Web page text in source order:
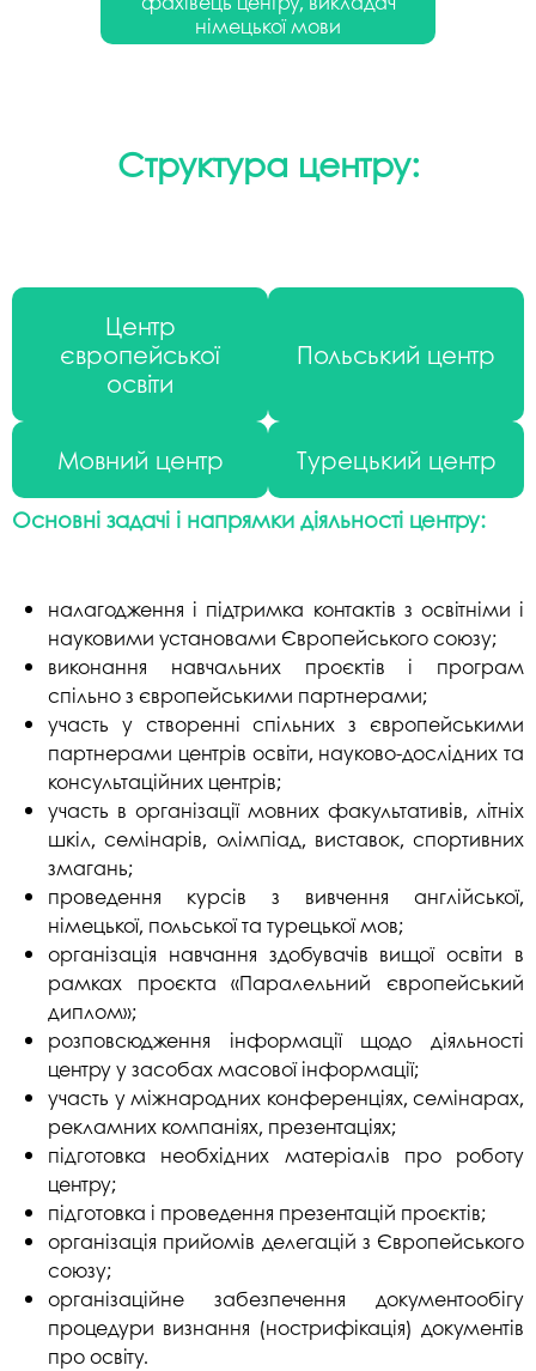
німецької мови
Структура центру:
Центр
європейської
освіти
Польський центр
Мовний центр Турецький центр
Основні задачі і напрямки діяльності центру:
налагодження і підтримка контактів з освітніми і
науковими установами Європейського союзу;
виконання навчальних проєктів і програм
спільно з європейськими партнерами;
участь у створенні спільних з європейськими
партнерами центрів освіти, науково-дослідних та
консультаційних центрів;
участь в організації мовних факультативів, літніх
шкіл, семінарів, олімпіад, виставок, спортивних
змагань;
проведення курсів з вивчення англійської,
німецької, польської та турецької мов;
організація навчання здобувачів вищої освіти в
рамках проєкта «Паралельний європейський
диплом»;
розповсюдження інформації щодо діяльності
центру у засобах масової інформації;
участь у міжнародних конференціях, семінарах,
рекламних компаніях, презентаціях;
підготовка необхідних матеріалів про роботу
центру;
підготовка і проведення презентацій проєктів;
організація прийомів делегацій з Європейського
союзу;
організаційне забезпечення документообігу
процедури визнання (нострифікація) документів
про освіту.